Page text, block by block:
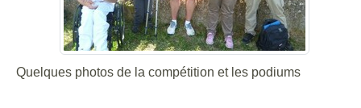
Quelques photos de la compétition et les podiums